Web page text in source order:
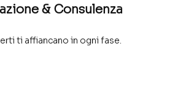
& Consulenza
ti affiancano in ogni fase.